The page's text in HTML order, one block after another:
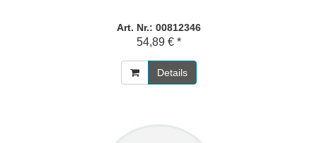
Art. Nr.: 00812346
54,89 € *
Details